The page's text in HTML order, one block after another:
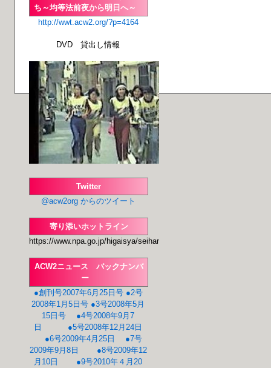
ち～均等法前夜から明日へ～
http://wwt.acw2.org/?p=4164
DVD 貸出し情報
Twitter
@acw2org からのツイート
寄り添いホットライン
https://www.npa.go.jp/higaisya/seihanzai/
ACW2ニュース バックナンバ
ー
●創刊号2007年6月25日号 ●2号
2008年1月5日号 ●3号2008年5月
15日号
●4号2008年9月7
日
●5号2008年12月24日
●6号2009年4月25日
●7号
2009年9月8日
●8号2009年12
月10日
●9号2010年４月20